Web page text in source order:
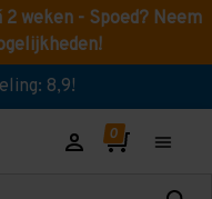
weken - Spoed? Neem
8,9!